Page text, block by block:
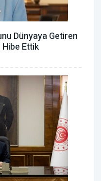
Dünyaya Getiren
Ettik